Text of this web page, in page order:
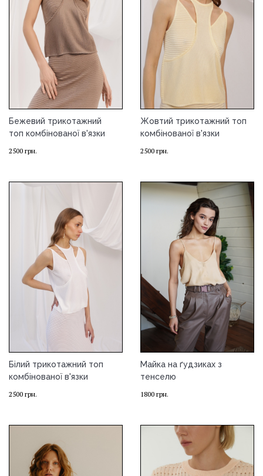
Бежевий трикотажний
топ комбінованої в'язки
2500 грн.
Жовтий трикотажний топ
комбінованої в'язки
2500 грн.
Білий трикотажний топ
комбінованої в'язки
2500 грн.
Майка на ґудзиках з
тенселю
1800 грн.